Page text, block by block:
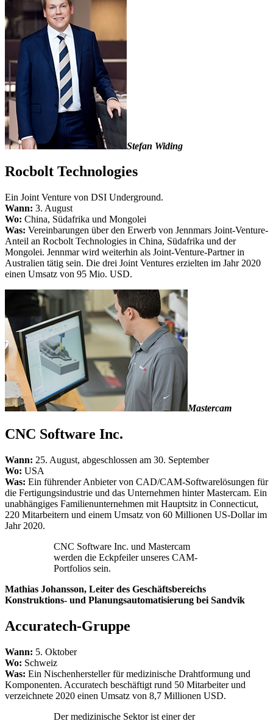
Stefan Widing
Rocbolt Technologies
Ein Joint Venture von DSI Underground.
Wann: 3. August
Wo: China, Südafrika und Mongolei
Was: Vereinbarungen über den Erwerb von Jennmars Joint-Venture-
Anteil an Rocbolt Technologies in China, Südafrika und der
Mongolei. Jennmar wird weiterhin als Joint-Venture-Partner in
Australien tätig sein. Die drei Joint Ventures erzielten im Jahr 2020
einen Umsatz von 95 Mio. USD.
Mastercam
CNC Software Inc.
Wann: 25. August, abgeschlossen am 30. September
Wo: USA
Was: Ein führender Anbieter von CAD/CAM-Softwarelösungen für
die Fertigungsindustrie und das Unternehmen hinter Mastercam. Ein
unabhängiges Familienunternehmen mit Hauptsitz in Connecticut,
220 Mitarbeitern und einem Umsatz von 60 Millionen US-Dollar im
Jahr 2020.
CNC Software Inc. und Mastercam
werden die Eckpfeiler unseres CAM-
Portfolios sein.
Mathias Johansson, Leiter des Geschäftsbereichs
Konstruktions- und Planungsautomatisierung bei Sandvik
Accuratech-Gruppe
Wann: 5. Oktober
Wo: Schweiz
Was: Ein Nischenhersteller für medizinische Drahtformung und
Komponenten. Accuratech beschäftigt rund 50 Mitarbeiter und
verzeichnete 2020 einen Umsatz von 8,7 Millionen USD.
Der medizinische Sektor ist einer der